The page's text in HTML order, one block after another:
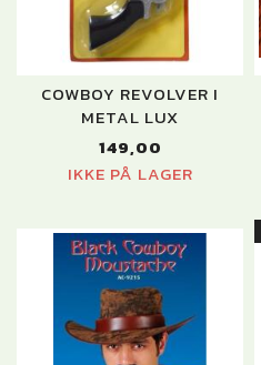
COWBOY REVOLVER I
METAL LUX
149,00
IKKE PÅ LAGER